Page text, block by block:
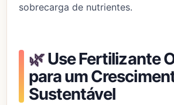
sobrecarga de nutrientes.
🌿Use Fertilizante
para um
Sustentável